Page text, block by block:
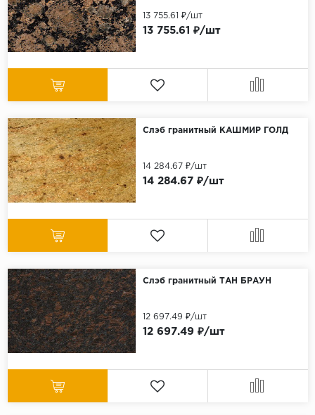
13 755.61 ₽/шт
13 755.61 ₽/шт
Слэб гранитный КАШМИР ГОЛД
14 284.67 ₽/шт
14 284.67 ₽/шт
Слэб гранитный ТАН БРАУН
12 697.49 ₽/шт
12 697.49 ₽/шт